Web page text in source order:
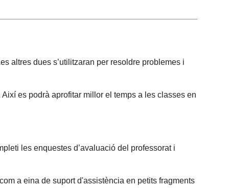
altres dues s’utilitzaran per resoldre problemes i
es podrà aprofitar millor el temps a les classes en
les enquestes d’avaluació del professorat i
a eina de suport d'assistència en petits fragments